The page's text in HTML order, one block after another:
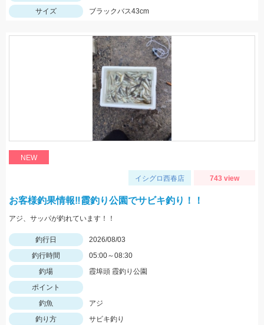
サイズ ブラックバス43cm
NEW
イシグロ西春店 743 view
お客様釣果情報‼霞釣り公園でサビキ釣り！！
アジ、サッパが釣れています！！
釣行日
2026/08/03
釣行時間
05:00～08:30
釣場
霞埠頭 霞釣り公園
ポイント
釣魚
アジ
釣り方
サビキ釣り